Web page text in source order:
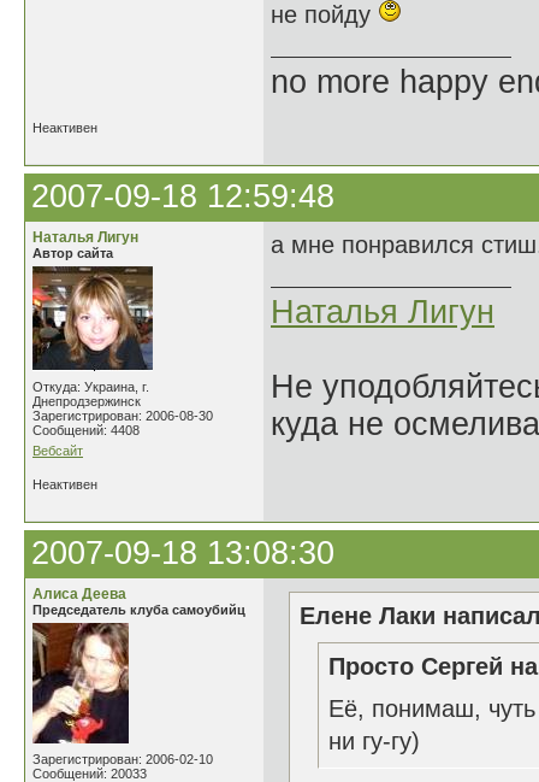
не пойду
no more happy
Неактивен
2007-09-18 12:59:48
Наталья Лигун
Автор сайта
Откуда: Украина, г.
Днепродзержинск
Зарегистрирован: 2006-08-30
Сообщений: 4408
Вебсайт
а мне понравился
Наталья Лигун
Не
куда не
Неактивен
2007-09-18 13:08:30
Алиса Деева
Председатель клуба самоубийц
Зарегистрирован: 2006-02-10
Сообщений: 20033
Елене Лаки
Просто Сергей
Её, понимаш,
ни гу-гу)